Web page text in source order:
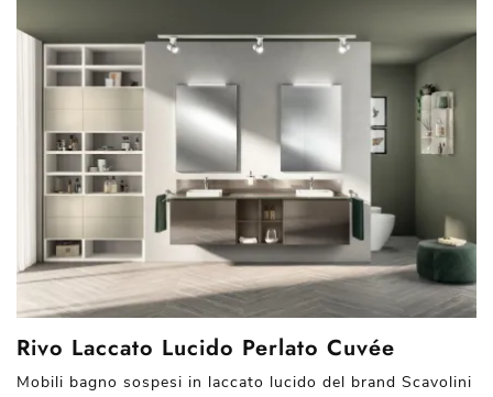
Rivo Laccato Lucido Perlato Cuvée
Mobili bagno sospesi in laccato lucido del brand Scavolini